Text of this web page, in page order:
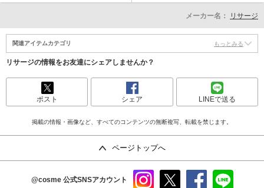
メーカー名： リサージ
関連アイテムカテゴリ もっとみる
リサージの情報をお友達にシェアしませんか？
ポスト シェア LINEで送る
掲載の情報・画像など、すべてのコンテンツの無断複写、転載を禁じます。
ページトップへ
@cosme 公式SNSアカウント